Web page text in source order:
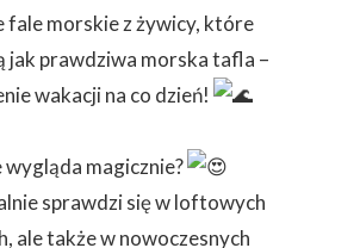
fale morskie z żywicy, które
jak prawdziwa morska tafla –
wakacji na co dzień!
wygląda magicznie?
sprawdzi się w loftowych
ale także w nowoczesnych